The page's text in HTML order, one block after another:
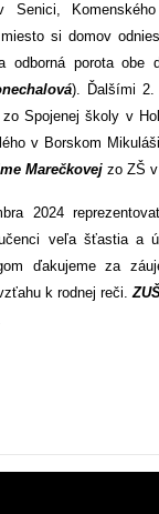
si domov
porota obe
). Ďalšími 2.
Spojenej školy v
v Borskom
Marečkovej zo ZŠ
2024
veľa šťastia a
ďakujeme za
k rodnej reči.